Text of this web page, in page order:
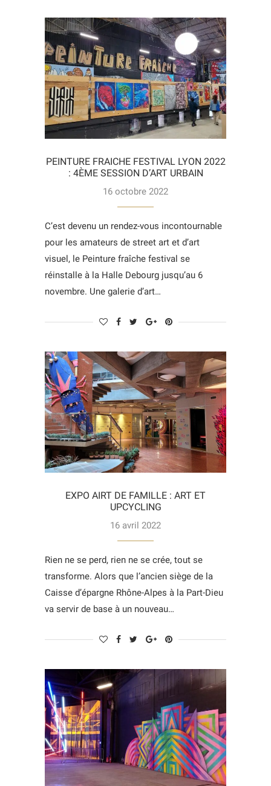
PEINTURE FRAICHE FESTIVAL LYON 2022
: 4ÈME SESSION D’ART URBAIN
16 octobre 2022
C’est devenu un rendez-vous incontournable
pour les amateurs de street art et d’art
visuel, le Peinture fraîche festival se
réinstalle à la Halle Debourg jusqu’au 6
novembre. Une galerie d’art…
EXPO AIRT DE FAMILLE : ART ET
UPCYCLING
16 avril 2022
Rien ne se perd, rien ne se crée, tout se
transforme. Alors que l’ancien siège de la
Caisse d’épargne Rhône-Alpes à la Part-Dieu
va servir de base à un nouveau…